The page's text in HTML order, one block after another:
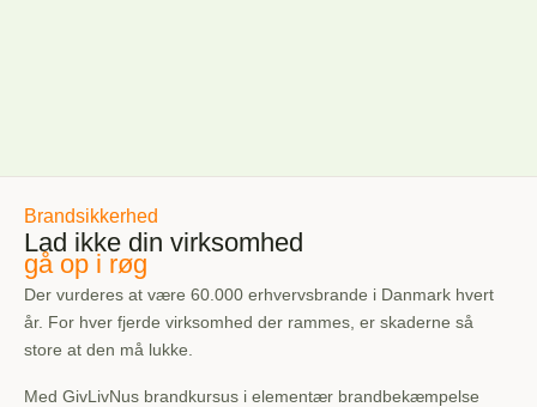
Brandsikkerhed
Lad ikke din virksomhed
gå op i røg
Der vurderes at være 60.000 erhvervsbrande i Danmark hvert
år. For hver fjerde virksomhed der rammes, er skaderne så
store at den må lukke.
Med GivLivNus brandkursus i elementær brandbekæmpelse